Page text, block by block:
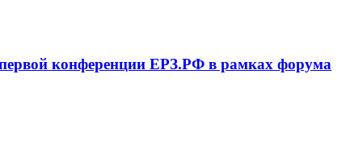
первой конференции ЕРЗ.РФ в рамках форума